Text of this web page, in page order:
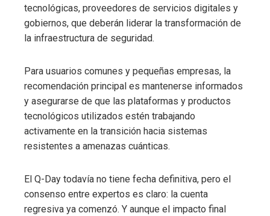
tecnológicas, proveedores de servicios digitales y
gobiernos, que deberán liderar la transformación de
la infraestructura de seguridad.
Para usuarios comunes y pequeñas empresas, la
recomendación principal es mantenerse informados
y asegurarse de que las plataformas y productos
tecnológicos utilizados estén trabajando
activamente en la transición hacia sistemas
resistentes a amenazas cuánticas.
El Q-Day todavía no tiene fecha definitiva, pero el
consenso entre expertos es claro: la cuenta
regresiva ya comenzó. Y aunque el impacto final